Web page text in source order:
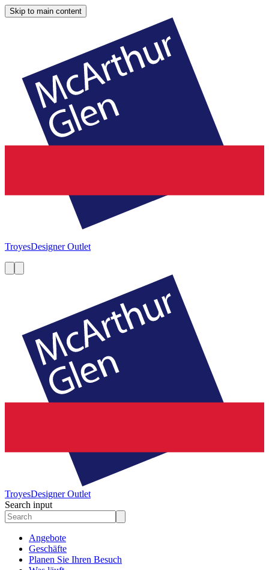
Skip to main content
TroyesDesigner Outlet
TroyesDesigner Outlet
Search input
Angebote
Geschäfte
Planen Sie Ihren Besuch